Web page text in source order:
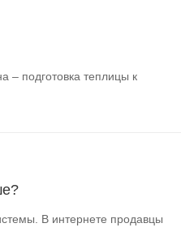
– подготовка теплицы к
В интернете продавцы